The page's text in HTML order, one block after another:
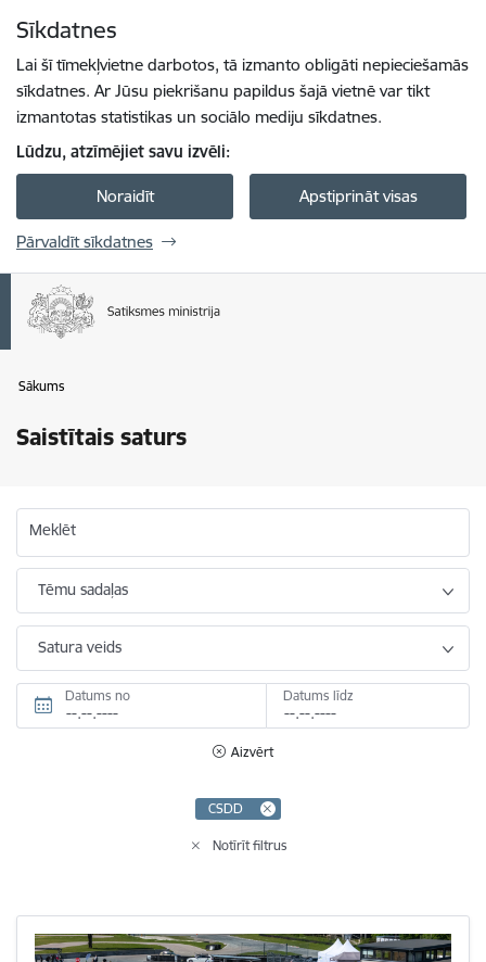
Sīkdatnes
Lai šī tīmekļvietne darbotos, tā izmanto obligāti nepieciešamās
sīkdatnes. Ar Jūsu piekrišanu papildus šajā vietnē var tikt
izmantotas statistikas un sociālo mediju sīkdatnes.
Lūdzu, atzīmējiet savu izvēli:
Noraidīt Apstiprināt visas
Pārvaldīt sīkdatnes
Sākums
Saistītais saturs
Meklēt
Tēmu sadaļas
Satura veids
Datums no Datums līdz
Aizvērt
CSDD
Notīrīt filtrus